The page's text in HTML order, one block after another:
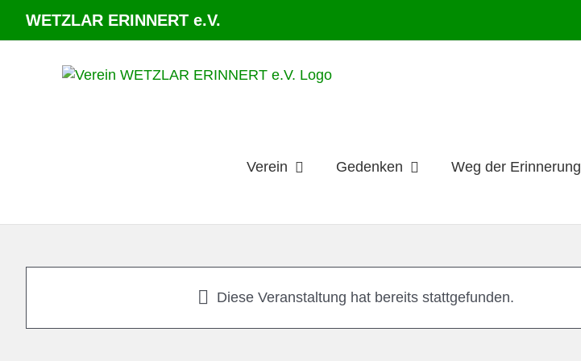
InhaltWETZLAR ERINNERT e.V.
Verein Gedenken Weg der Erinnerung
Diese Veranstaltung hat bereits stattgefunden.